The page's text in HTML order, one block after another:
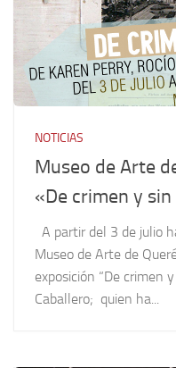
NOTICIAS
Museo de Arte
«De crimen y
A partir del 3 de julio
Museo de Arte de
exposición “De crimen
Caballero; quien ha...